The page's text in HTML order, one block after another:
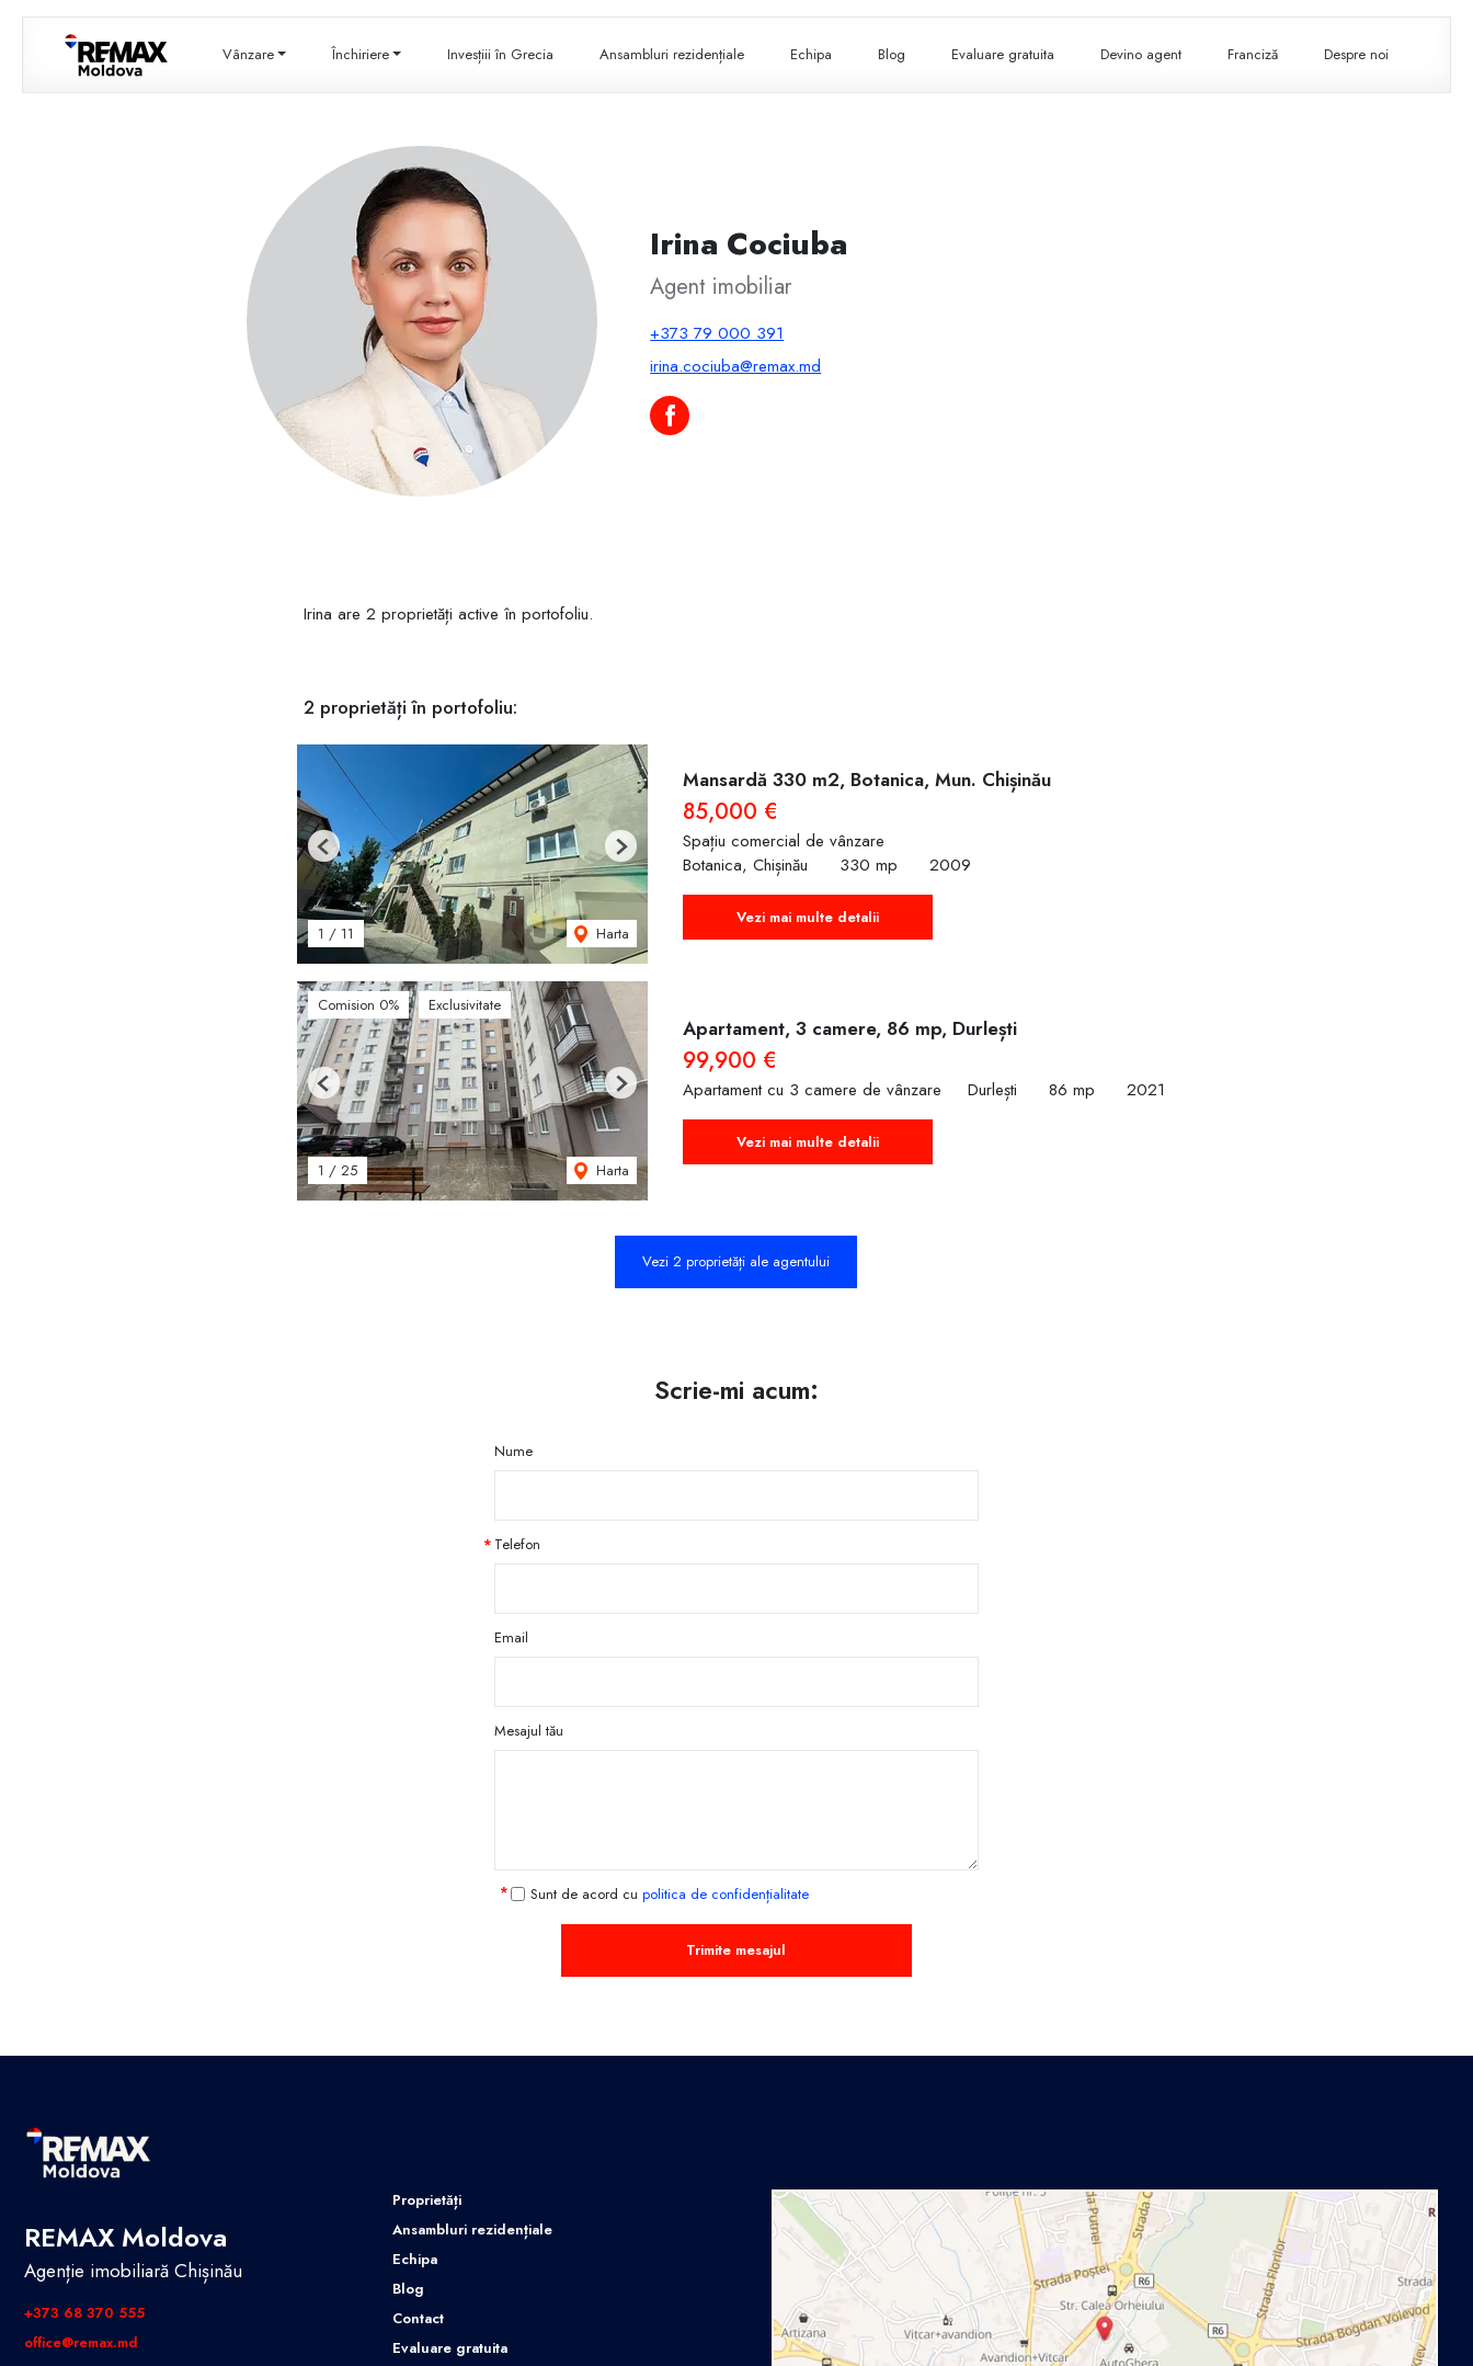
Vânzare Închiriere Invesțiii în Grecia Ansambluri rezidențiale Echipa Blog Evaluare gratuita Devino agent Franciză Despre noi
Irina Cociuba
Agent imobiliar
+373 79 000 391
irina.cociuba@remax.md
Irina Cociuba pe Facebook
Irina are 2 proprietăți active în portofoliu.
2 proprietăți în portofoliu:
1 / 11 Harta
Previous Next
Mansardă 330 m2, Botanica, Mun. Chișinău
85,000 €
Spațiu comercial de vânzare
Botanica, Chișinău
330 mp 2009
Vezi mai multe detalii
Comision 0% Exclusivitate
1 /25 Harta
Previous Next
Apartament, 3 camere, 86 mp, Durlești
99,900 €
Apartament cu 3 camere de vânzare Durlești 86 mp 2021
Vezi mai multe detalii
Vezi 2 proprietăți ale agentului
Scrie-mi acum:
Nume
Telefon
Email
Mesajul tău
Sunt de acord cu politica de confidențialitate
Trimite mesajul
REMAX Moldova
Agenție imobiliară Chișinău
+373 68 370 555
office@remax.md
Proprietăți
Ansambluri rezidențiale
Echipa
Blog
Contact
Evaluare gratuita